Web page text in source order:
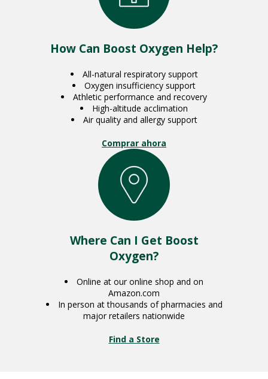
How Can Boost Oxygen Help?
All-natural respiratory support
Oxygen insufficiency support
Athletic performance and recovery
High-altitude acclimation
Air quality and allergy support
Comprar ahora
Where Can I Get Boost
Oxygen?
Online at our online shop and on
Amazon.com
In person at thousands of pharmacies and
major retailers nationwide
Find a Store